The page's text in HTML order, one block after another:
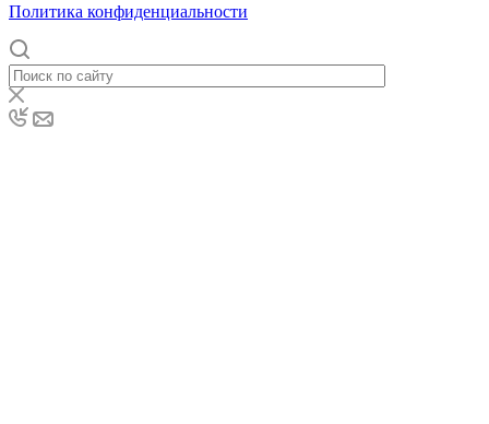
Политика конфиденциальности